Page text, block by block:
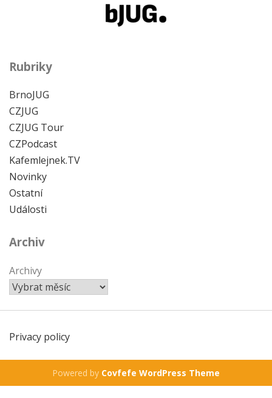
Rubriky
BrnoJUG
CZJUG
CZJUG Tour
CZPodcast
Kafemlejnek.TV
Novinky
Ostatní
Události
Archiv
Archivy
Privacy policy
Powered by Covfefe WordPress Theme